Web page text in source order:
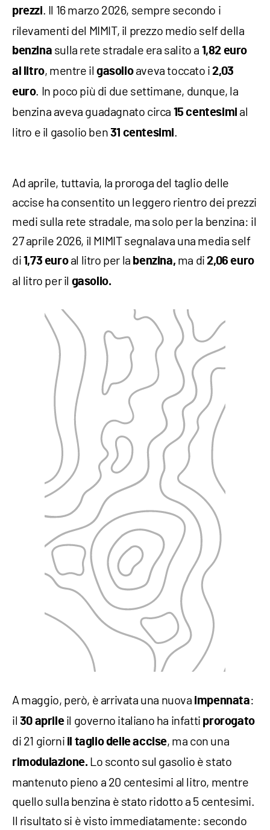
prezzi. Il 16 marzo 2026, sempre secondo i
rilevamenti del MIMIT, il prezzo medio self della
benzina sulla rete stradale era salito a 1,82 euro
al litro, mentre ilgasolioaveva toccato i2,03
euro. In poco più di due settimane, dunque, la
benzina aveva guadagnato circa 15 centesimi al
litro e il gasolio ben 31 centesimi.
Ad aprile, tuttavia, la proroga del taglio delle
accise ha consentito un leggero rientro dei prezzi
medi sulla rete stradale, ma solo per la benzina: il
27 aprile 2026, il MIMIT segnalava una media self
di 1,73 euroal litro per la benzina, ma di2,06 euro
al litro per il gasolio.
A maggio, però, è arrivata una nuova impennata:
il 30 aprileil governo italiano ha infatti prorogato
di 21 giorni il taglio delle accise, ma con una
rimodulazione.Lo sconto sul gasolio è stato
mantenuto pieno a 20 centesimi al litro, mentre
quello sulla benzina è stato ridotto a 5 centesimi.
Il risultato si è visto immediatamente: secondo